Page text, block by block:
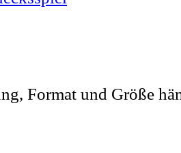
Format und Größe